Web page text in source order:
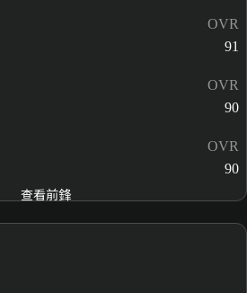
OVR
91
OVR
90
OVR
90
查看前鋒